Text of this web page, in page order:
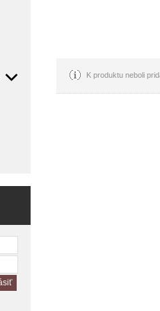
K produktu neboli